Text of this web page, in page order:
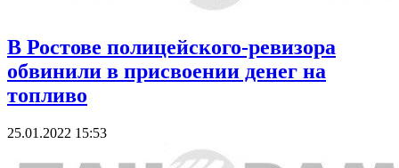
В Ростове полицейского-ревизора
обвинили в присвоении денег на
топливо
25.01.2022 15:53